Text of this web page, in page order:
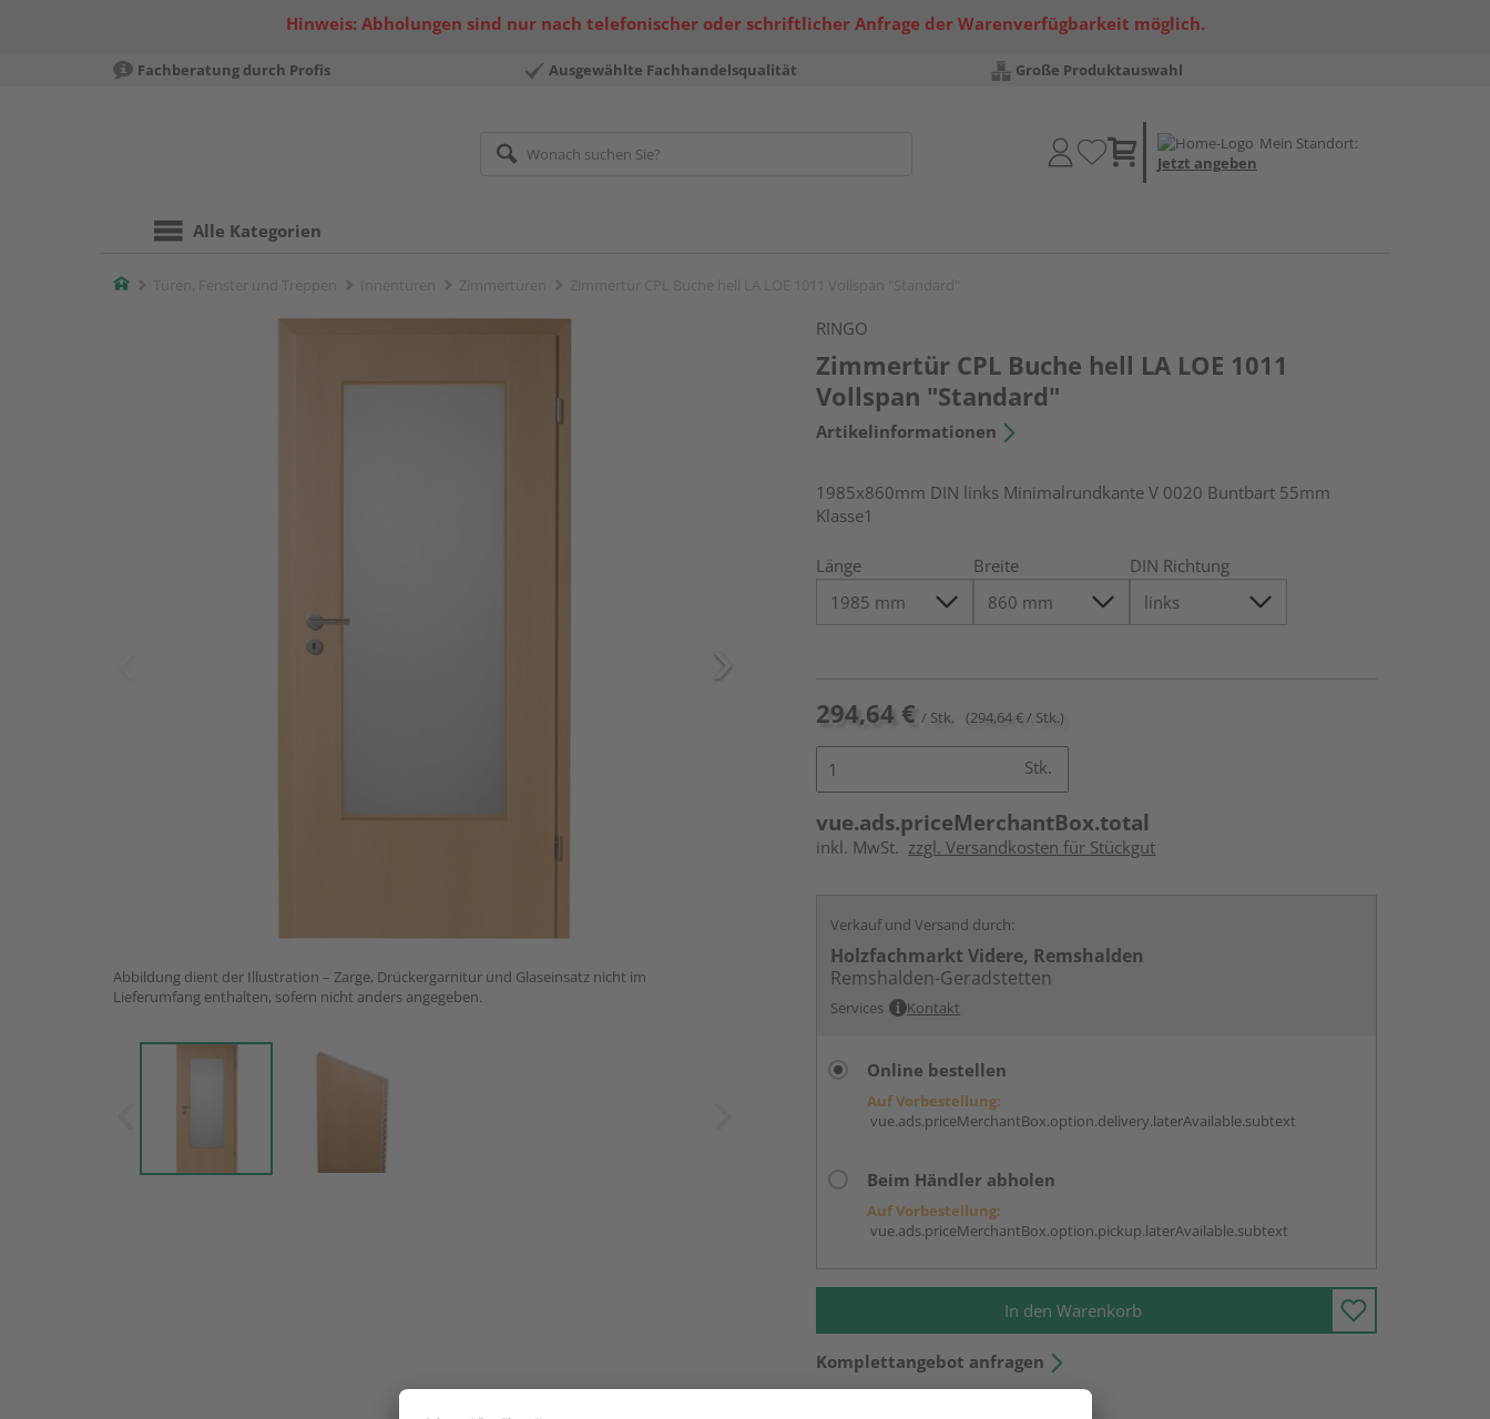
Hinweis: Abholungen sind nur nach telefonischer oder schriftlicher Anfrage der Warenverfügbarkeit möglich.
Fachberatung durch Profis Ausgewählte Fachhandelsqualität Große Produktauswahl
Mein Standort:
Jetzt angeben
Alle Kategorien
Home
Abbildung dient der Illustration – Zarge, Drückergarnitur und Glaseinsatz nicht im
Lieferumfang enthalten, sofern nicht anders angegeben.
RINGO
Zimmertür CPL Buche hell LA LOE 1011
Vollspan "Standard"
Artikelinformationen
1985x860mm DIN links Minimalrundkante V 0020 Buntbart 55mm
Klasse1
Länge Breite DIN Richtung
294,64 € / Stk. (294,64 € / Stk.)
Stk.
vue.ads.priceMerchantBox.total
inkl. MwSt. zzgl. Versandkosten für Stückgut
Verkauf und Versand durch:
Holzfachmarkt Videre, Remshalden
Remshalden-Geradstetten
Services Kontakt
Online bestellen
Auf Vorbestellung:
vue.ads.priceMerchantBox.option.delivery.laterAvailable.subtext
Beim Händler abholen
Auf Vorbestellung:
vue.ads.priceMerchantBox.option.pickup.laterAvailable.subtext
In den Warenkorb
Komplettangebot anfragen